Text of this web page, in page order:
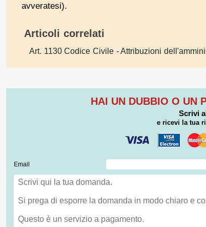
avveratesi).
Articoli correlati
Art. 1130 Codice Civile - Attribuzioni
HAI UN DUBBIO O UN
Scrivi
e ricevi la tua
Email